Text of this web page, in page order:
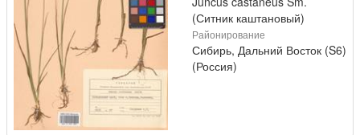
(Ситник каштановый)
Районирование
Сибирь, Дальний Восток (S6)
(Россия)